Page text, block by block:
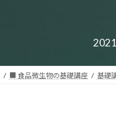
■ 食品微生物の基礎講座 基礎